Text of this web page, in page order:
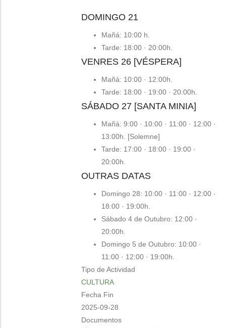
DOMINGO 21
Mañá: 10:00 h.
Tarde: 18:00 · 20:00h.
VENRES 26 [VÉSPERA]
Mañá: 10:00 · 12:00h.
Tarde: 18:00 · 19:00 · 20:00h.
SÁBADO 27 [SANTA MINIA]
Mañá: 9:00 · 10:00 · 11:00 · 12:00 ·
13:00h. [Solemne]
Tarde: 17:00 · 18:00 · 19:00 ·
20:00h.
OUTRAS DATAS
Domingo 28: 10:00 · 11:00 · 12:00 ·
18:00 · 19:00h.
Sábado 4 de Outubro: 12:00 ·
20:00h.
Domingo 5 de Outubro: 10:00 ·
11:00 · 12:00 · 19:00h.
Tipo de Actividad
CULTURA
Fecha Fin
2025-09-28
Documentos